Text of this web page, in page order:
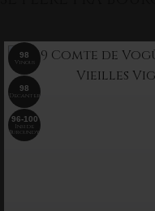
98
Vinous
98
Decanter
96-100
Inside
Burgundy